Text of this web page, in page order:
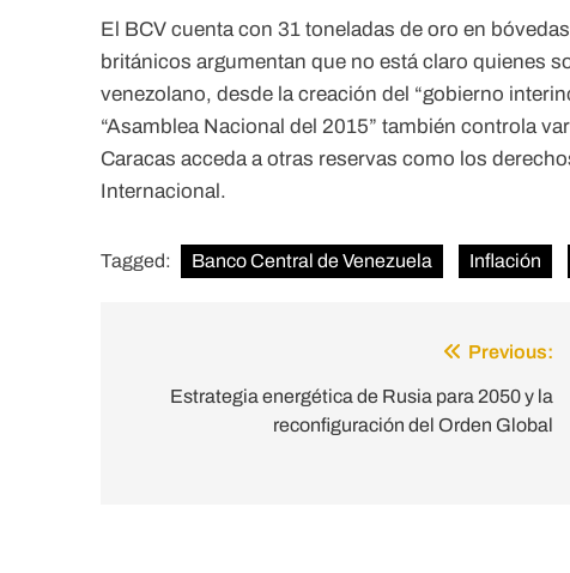
El BCV cuenta con 31 toneladas de oro en
británicos argumentan que no está claro quienes
venezolano, desde la creación del “gobierno
“Asamblea Nacional del 2015” también controla
Caracas acceda a otras reservas como los
Internacional.
Tagged: Banco Central de Venezuela Inflación
navigation
Previous:
Estrategia energética de Rusia para 2050 y la
reconfiguración del Orden Global